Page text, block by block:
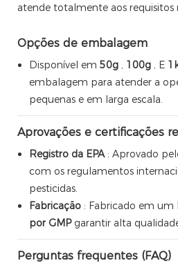
atende totalmente aos requisitos
Opções de embalagem
Disponível em 50g 100g , E
embalagem para atender a
pequenas e em larga escala.
Aprovações e certificações
Registro da EPA : Aprovado
com os regulamentos
pesticidas.
Fabricação : Fabricado em um
por GMP garantir alta
Perguntas frequentes (FAQ)